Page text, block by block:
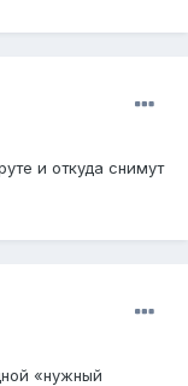
и откуда снимут
«нужный